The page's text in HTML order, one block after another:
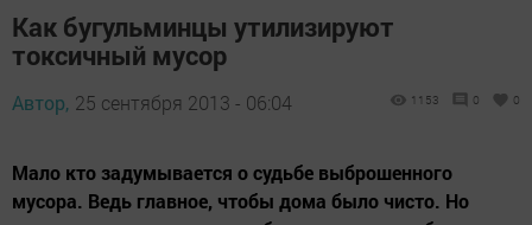
Как бугульминцы утилизируют
токсичный мусор
Автор, 25 сентября 2013 - 06:04 1153 0 0
Мало кто задумывается о судьбе выброшенного
мусора. Ведь главное, чтобы дома было чисто. Но